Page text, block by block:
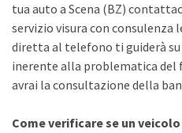
tua auto a Scena (BZ)
servizio visura con consulenza
diretta al telefono ti guiderà
inerente alla problematica
avrai la consultazione della
Come verificare se un